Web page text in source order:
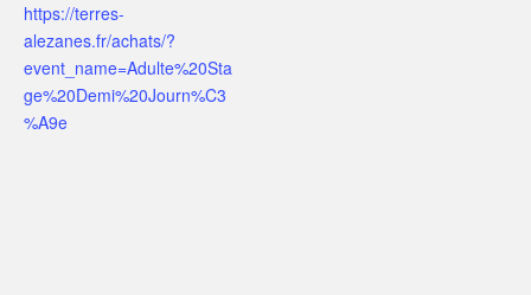
https://terres-
alezanes.fr/achats/?
event_name=Adulte%20Sta
ge%20Demi%20Journ%C3
%A9e